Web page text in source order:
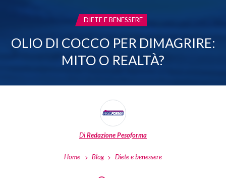
CATEGORIA:
DIETE E BENESSERE
OLIO DI COCCO PER DIMAGRIRE:
MITO O REALTÀ?
DiRedazione Pesoforma
Home Blog Diete e benessere